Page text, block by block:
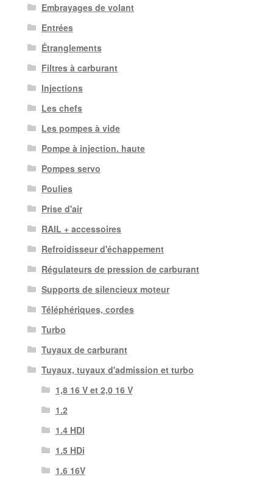
Embrayages de volant
Entrées
Étranglements
Filtres à carburant
Injections
Les chefs
Les pompes à vide
Pompe à injection. haute
Pompes servo
Poulies
Prise d'air
RAIL + accessoires
Refroidisseur d'échappement
Régulateurs de pression de carburant
Supports de silencieux moteur
Téléphériques, cordes
Turbo
Tuyaux de carburant
Tuyaux, tuyaux d'admission et turbo
1,8 16 V et 2,0 16 V
1.2
1.4 HDI
1.5 HDi
1.6 16V